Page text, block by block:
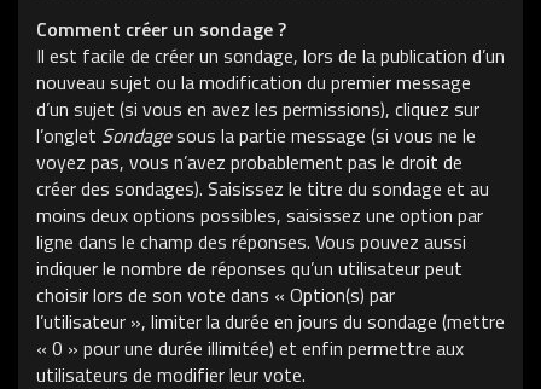
Comment créer un sondage ?
Il est facile de créer un sondage, lors de la publication d’un
nouveau sujet ou la modification du premier message
d’un sujet (si vous en avez les permissions), cliquez sur
l’onglet Sondagesous la partie message (si vous ne le
voyez pas, vous n’avez probablement pas le droit de
créer des sondages). Saisissez le titre du sondage et au
moins deux options possibles, saisissez une option par
ligne dans le champ des réponses. Vous pouvez aussi
indiquer le nombre de réponses qu’un utilisateur peut
choisir lors de son vote dans « Option(s) par
l’utilisateur », limiter la durée en jours du sondage (mettre
« 0 » pour une durée illimitée) et enfin permettre aux
utilisateurs de modifier leur vote.